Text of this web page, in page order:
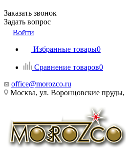
Заказать звонок
Задать вопрос
Войти
Избранные товары0
Сравнение товаров0
office@morozco.ru
Москва, ул. Воронцовские пруды,